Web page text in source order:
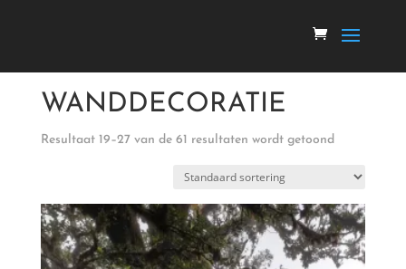
WANDDECORATIE
Resultaat 19–27 van de 61 resultaten wordt getoond